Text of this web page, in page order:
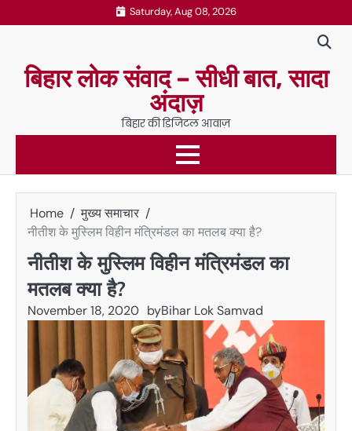
to
Saturday, Aug 08, 2026
बिहार लोक संवाद – सीधी बात, सादा
अंदाज़
बिहार की डिजिटल आवाज़
Home
मुख्य समाचार
नीतीश के मुस्लिम विहीन मंत्रिमंडल का मतलब क्या है?
नीतीश के मुस्लिम विहीन मंत्रिमंडल का
मतलब क्या है?
November 18, 2020 byBihar Lok Samvad